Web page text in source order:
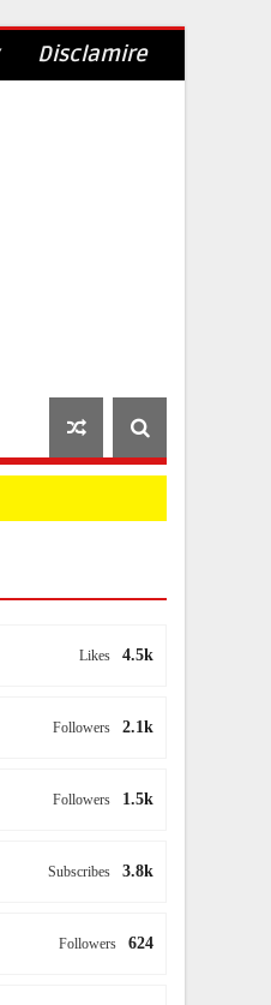
Disclamire
4.5k
Likes
2.1k
Followers
1.5k
Followers
3.8k
Subscribes
624
Followers